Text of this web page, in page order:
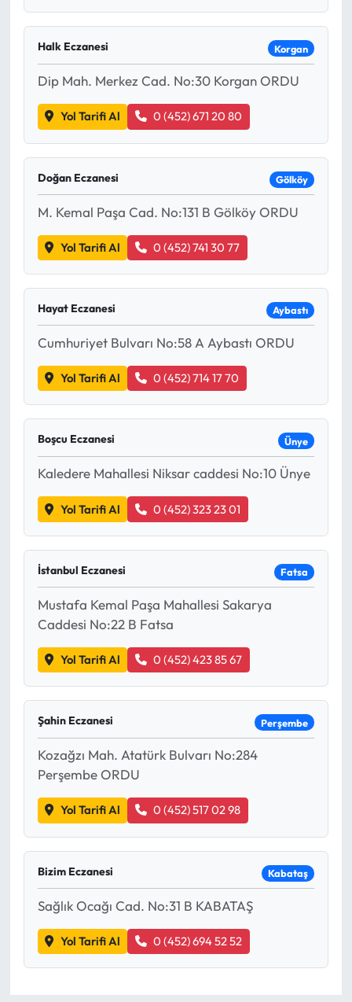
Halk Eczanesi Korgan
Dip Mah. Merkez Cad. No:30 Korgan ORDU
Yol Tarifi Al 0 (452) 671 20 80
Doğan Eczanesi Gölköy
M. Kemal Paşa Cad. No:131 B Gölköy ORDU
Yol Tarifi Al 0 (452) 741 30 77
Hayat Eczanesi Aybastı
Cumhuriyet Bulvarı No:58 A Aybastı ORDU
Yol Tarifi Al 0 (452) 714 17 70
Boşcu Eczanesi Ünye
Kaledere Mahallesi Niksar caddesi No:10 Ünye
Yol Tarifi Al 0 (452) 323 23 01
İstanbul Eczanesi Fatsa
Mustafa Kemal Paşa Mahallesi Sakarya
Caddesi No:22 B Fatsa
Yol Tarifi Al 0 (452) 423 85 67
Şahin Eczanesi Perşembe
Kozağzı Mah. Atatürk Bulvarı No:284
Perşembe ORDU
Yol Tarifi Al 0 (452) 517 02 98
Bizim Eczanesi Kabataş
Sağlık Ocağı Cad. No:31 B KABATAŞ
Yol Tarifi Al 0 (452) 694 52 52